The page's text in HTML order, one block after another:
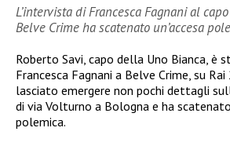
L’intervista di Francesca Fagnani al
Belve Crime ha scatenato un’accesa
Roberto Savi, capo della Uno Bianca, è
Francesca Fagnani a Belve Crime, su Rai
lasciato emergere non pochi dettagli
di via Volturno a Bologna e ha
polemica.